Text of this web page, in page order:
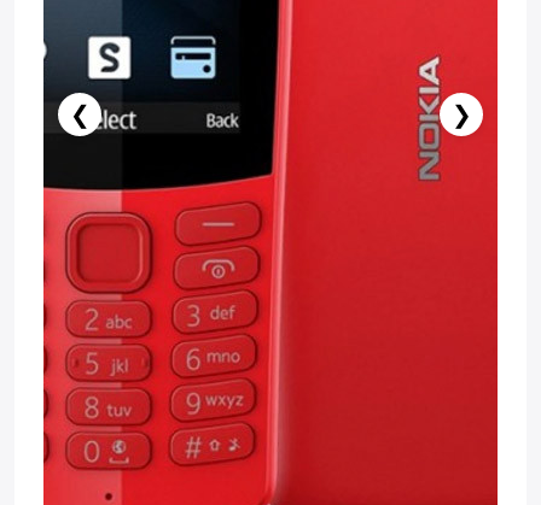
❮ ❯
Stokda Yoxdur